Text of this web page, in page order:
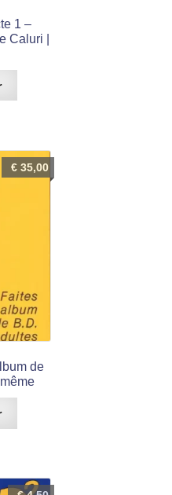
1 –
Caluri |
de
€ 35,00